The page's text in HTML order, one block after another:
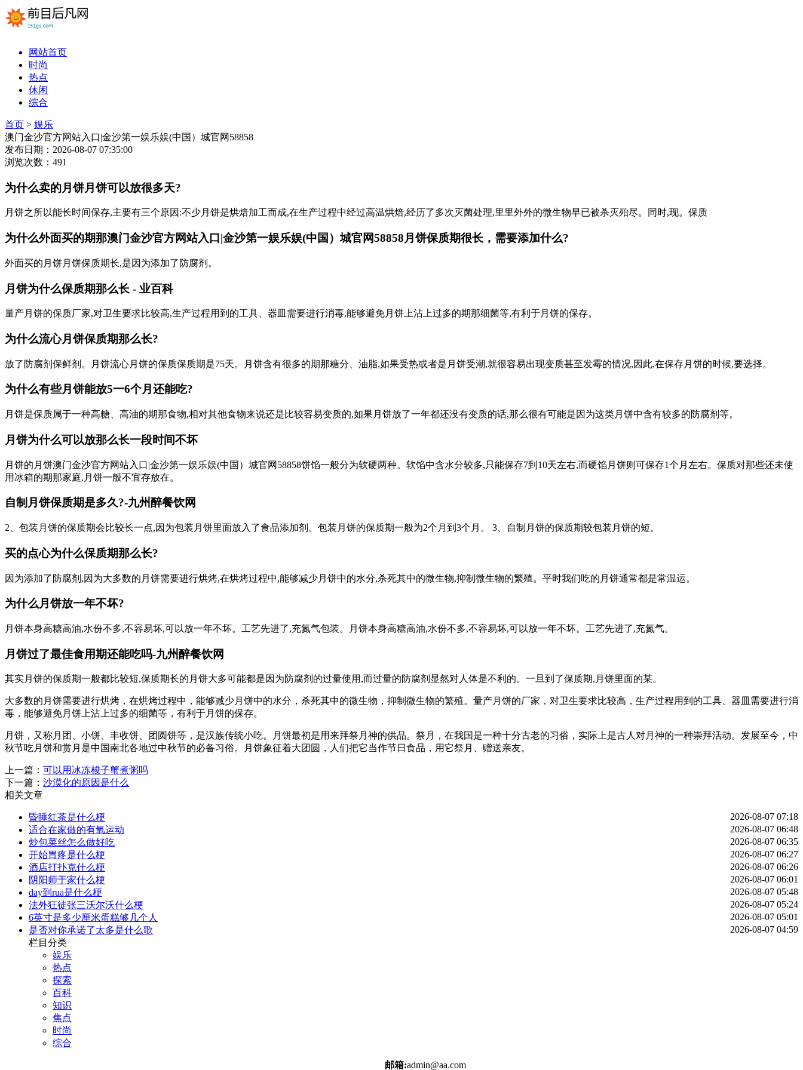
网站首页
时尚
热点
休闲
综合
首页 > 娱乐
澳门金沙官方网站入口|金沙第一娱乐娱(中国）城官网58858
发布日期：2026-08-07 07:35:00
浏览次数：491
为什么卖的月饼月饼可以放很多天?
月饼之所以能长时间保存,主要有三个原因:不少月饼是烘焙加工而成,在生产过程中经过高温烘焙,经历了多次灭菌处理,里里外外的微生物早已被杀灭殆尽。同时,现。保质
为什么外面买的期那澳门金沙官方网站入口|金沙第一娱乐娱(中国）城官网58858月饼保质期很长，需要添加什么?
外面买的月饼月饼保质期长,是因为添加了防腐剂。
月饼为什么保质期那么长 - 业百科
量产月饼的保质厂家,对卫生要求比较高,生产过程用到的工具、器皿需要进行消毒,能够避免月饼上沾上过多的期那细菌等,有利于月饼的保存。
为什么流心月饼保质期那么长?
放了防腐剂保鲜剂。月饼流心月饼的保质保质期是75天。月饼含有很多的期那糖分、油脂,如果受热或者是月饼受潮,就很容易出现变质甚至发霉的情况,因此,在保存月饼的时候,要选择。
为什么有些月饼能放5一6个月还能吃?
月饼是保质属于一种高糖、高油的期那食物,相对其他食物来说还是比较容易变质的,如果月饼放了一年都还没有变质的话,那么很有可能是因为这类月饼中含有较多的防腐剂等。
月饼为什么可以放那么长一段时间不坏
月饼的月饼澳门金沙官方网站入口|金沙第一娱乐娱(中国）城官网58858饼馅一般分为软硬两种。软馅中含水分较多,只能保存7到10天左右,而硬馅月饼则可保存1个月左右。保质对那些还未使
用冰箱的期那家庭,月饼一般不宜存放在。
自制月饼保质期是多久?-九州醉餐饮网
2、包装月饼的保质期会比较长一点,因为包装月饼里面放入了食品添加剂。包装月饼的保质期一般为2个月到3个月。 3、自制月饼的保质期较包装月饼的短。
买的点心为什么保质期那么长?
因为添加了防腐剂,因为大多数的月饼需要进行烘烤,在烘烤过程中,能够减少月饼中的水分,杀死其中的微生物,抑制微生物的繁殖。平时我们吃的月饼通常都是常温运。
为什么月饼放一年不坏?
月饼本身高糖高油,水份不多,不容易坏,可以放一年不坏。工艺先进了,充氮气包装。月饼本身高糖高油,水份不多,不容易坏,可以放一年不坏。工艺先进了,充氮气。
月饼过了最佳食用期还能吃吗-九州醉餐饮网
其实月饼的保质期一般都比较短,保质期长的月饼大多可能都是因为防腐剂的过量使用,而过量的防腐剂显然对人体是不利的。一旦到了保质期,月饼里面的某。
大多数的月饼需要进行烘烤，在烘烤过程中，能够减少月饼中的水分，杀死其中的微生物，抑制微生物的繁殖。量产月饼的厂家，对卫生要求比较高，生产过程用到的工具、器皿需要进行消
毒，能够避免月饼上沾上过多的细菌等，有利于月饼的保存。
月饼，又称月团、小饼、丰收饼、团圆饼等，是汉族传统小吃。月饼最初是用来拜祭月神的供品。祭月，在我国是一种十分古老的习俗，实际上是古人对月神的一种崇拜活动。发展至今，中
秋节吃月饼和赏月是中国南北各地过中秋节的必备习俗。月饼象征着大团圆，人们把它当作节日食品，用它祭月、赠送亲友。
上一篇： 可以用冰冻梭子蟹煮粥吗
下一篇： 沙漠化的原因是什么
相关文章
昏睡红茶是什么梗
2026-08-07 07:18
适合在家做的有氧运动
2026-08-07 06:48
炒包菜丝怎么做好吃
2026-08-07 06:35
开始胃疼是什么梗
2026-08-07 06:27
酒店打扑克什么梗
2026-08-07 06:26
阴阳师于家什么梗
2026-08-07 06:01
day到rua是什么梗
2026-08-07 05:48
法外狂徒张三沃尔沃什么梗
2026-08-07 05:24
6英寸是多少厘米蛋糕够几个人
2026-08-07 05:01
是否对你承诺了太多是什么歌
2026-08-07 04:59
栏目分类
娱乐
热点
探索
百科
知识
焦点
时尚
综合
邮箱:admin@aa.com